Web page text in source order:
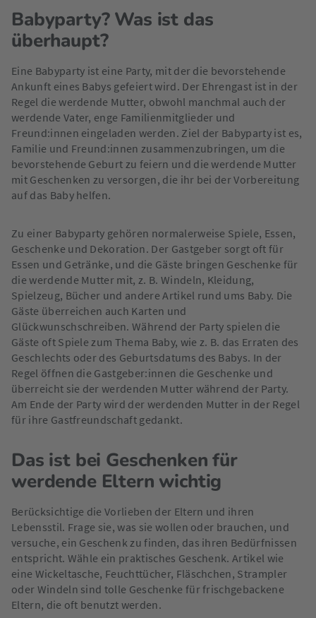
Babyparty? Was ist das
überhaupt?
Eine Babyparty ist eine Party, mit der die bevorstehende
Ankunft eines Babys gefeiert wird. Der Ehrengast ist in der
Regel die werdende Mutter, obwohl manchmal auch der
werdende Vater, enge Familienmitglieder und
Freund:innen eingeladen werden. Ziel der Babyparty ist es,
Familie und Freund:innen zusammenzubringen, um die
bevorstehende Geburt zu feiern und die werdende Mutter
mit Geschenken zu versorgen, die ihr bei der Vorbereitung
auf das Baby helfen.
Zu einer Babyparty gehören normalerweise Spiele, Essen,
Geschenke und Dekoration. Der Gastgeber sorgt oft für
Essen und Getränke, und die Gäste bringen Geschenke für
die werdende Mutter mit, z. B. Windeln, Kleidung,
Spielzeug, Bücher und andere Artikel rund ums Baby. Die
Gäste überreichen auch Karten und
Glückwunschschreiben. Während der Party spielen die
Gäste oft Spiele zum Thema Baby, wie z. B. das Erraten des
Geschlechts oder des Geburtsdatums des Babys. In der
Regel öffnen die Gastgeber:innen die Geschenke und
überreicht sie der werdenden Mutter während der Party.
Am Ende der Party wird der werdenden Mutter in der Regel
für ihre Gastfreundschaft gedankt.
Das ist bei Geschenken für
werdende Eltern wichtig
Berücksichtige die Vorlieben der Eltern und ihren
Lebensstil. Frage sie, was sie wollen oder brauchen, und
versuche, ein Geschenk zu finden, das ihren Bedürfnissen
entspricht. Wähle ein praktisches Geschenk. Artikel wie
eine Wickeltasche, Feuchttücher, Fläschchen, Strampler
oder Windeln sind tolle Geschenke für frischgebackene
Eltern, die oft benutzt werden.